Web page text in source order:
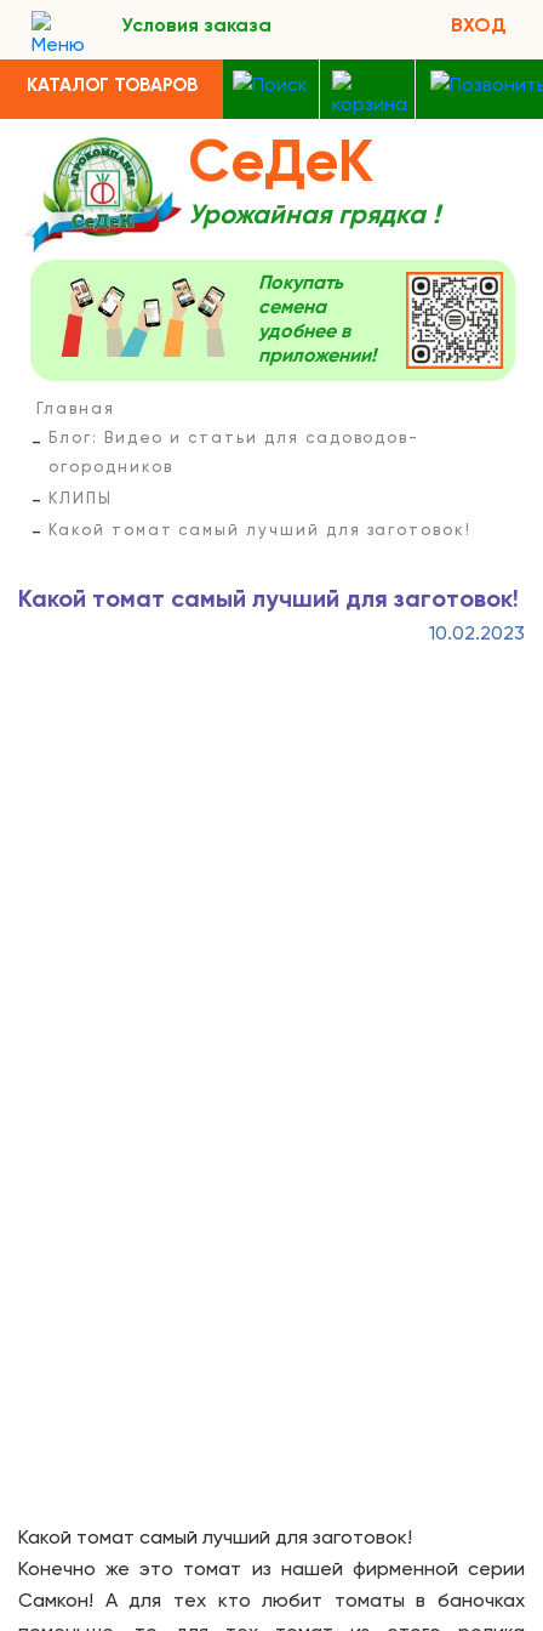
Условия заказа ВХОД
КАТАЛОГ ТОВАРОВ
СеДеК
Урожайная грядка !
Покупать
семена
удобнее в
приложении!
Главная
Блог: Видео и статьи для садоводов-
огородников
КЛИПЫ
Какой томат самый лучший для заготовок!
Какой томат самый лучший для заготовок!
10.02.2023
Какой томат самый лучший для заготовок!
Конечно же это томат из нашей фирменной серии
Самкон! А для тех кто любит томаты в баночках